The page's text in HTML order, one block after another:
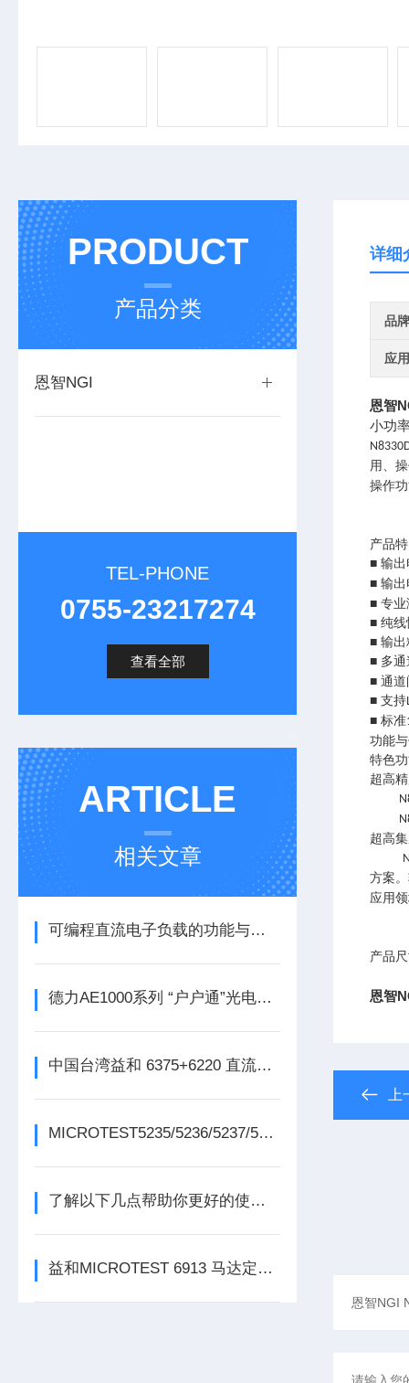
PRODUCT
产品分类
恩智NGI
TEL-PHONE
0755-23217274
查看全部
ARTICLE
相关文章
可编程直流电子负载的功能与优势
德力AE1000系列 “户户通”光电网络测试仪
中国台湾益和 6375+6220 直流偏流源测试系统
MICROTEST5235/5236/5237/5238变压器测试仪
了解以下几点帮助你更好的使用任意波函数发生器
益和MICROTEST 6913 马达定子测试系统
详细
品牌
应
恩智
小功
用、
操作
产品
■ 输出
■ 输出
■ 专业
■ 纯线
■ 输出
■ 多通
■ 通道
■ 支持
■ 标准
功能
特色
超高
超高
方案
应用
产品
恩智